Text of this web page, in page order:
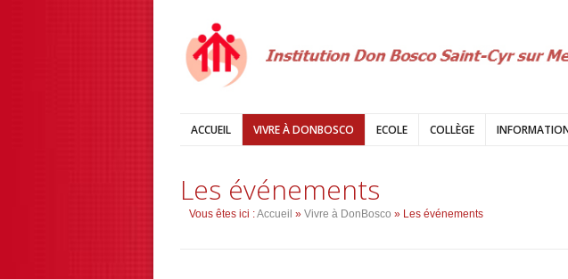
ACCUEIL VIVRE À DONBOSCO ECOLE COLLÈGE
Les événements
Vous êtes ici :Accueil » Vivre à DonBosco » Les événements